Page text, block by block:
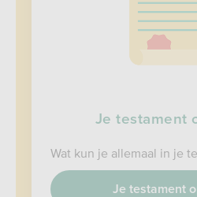
Je testament
Wat kun je allemaal in je
Je testament